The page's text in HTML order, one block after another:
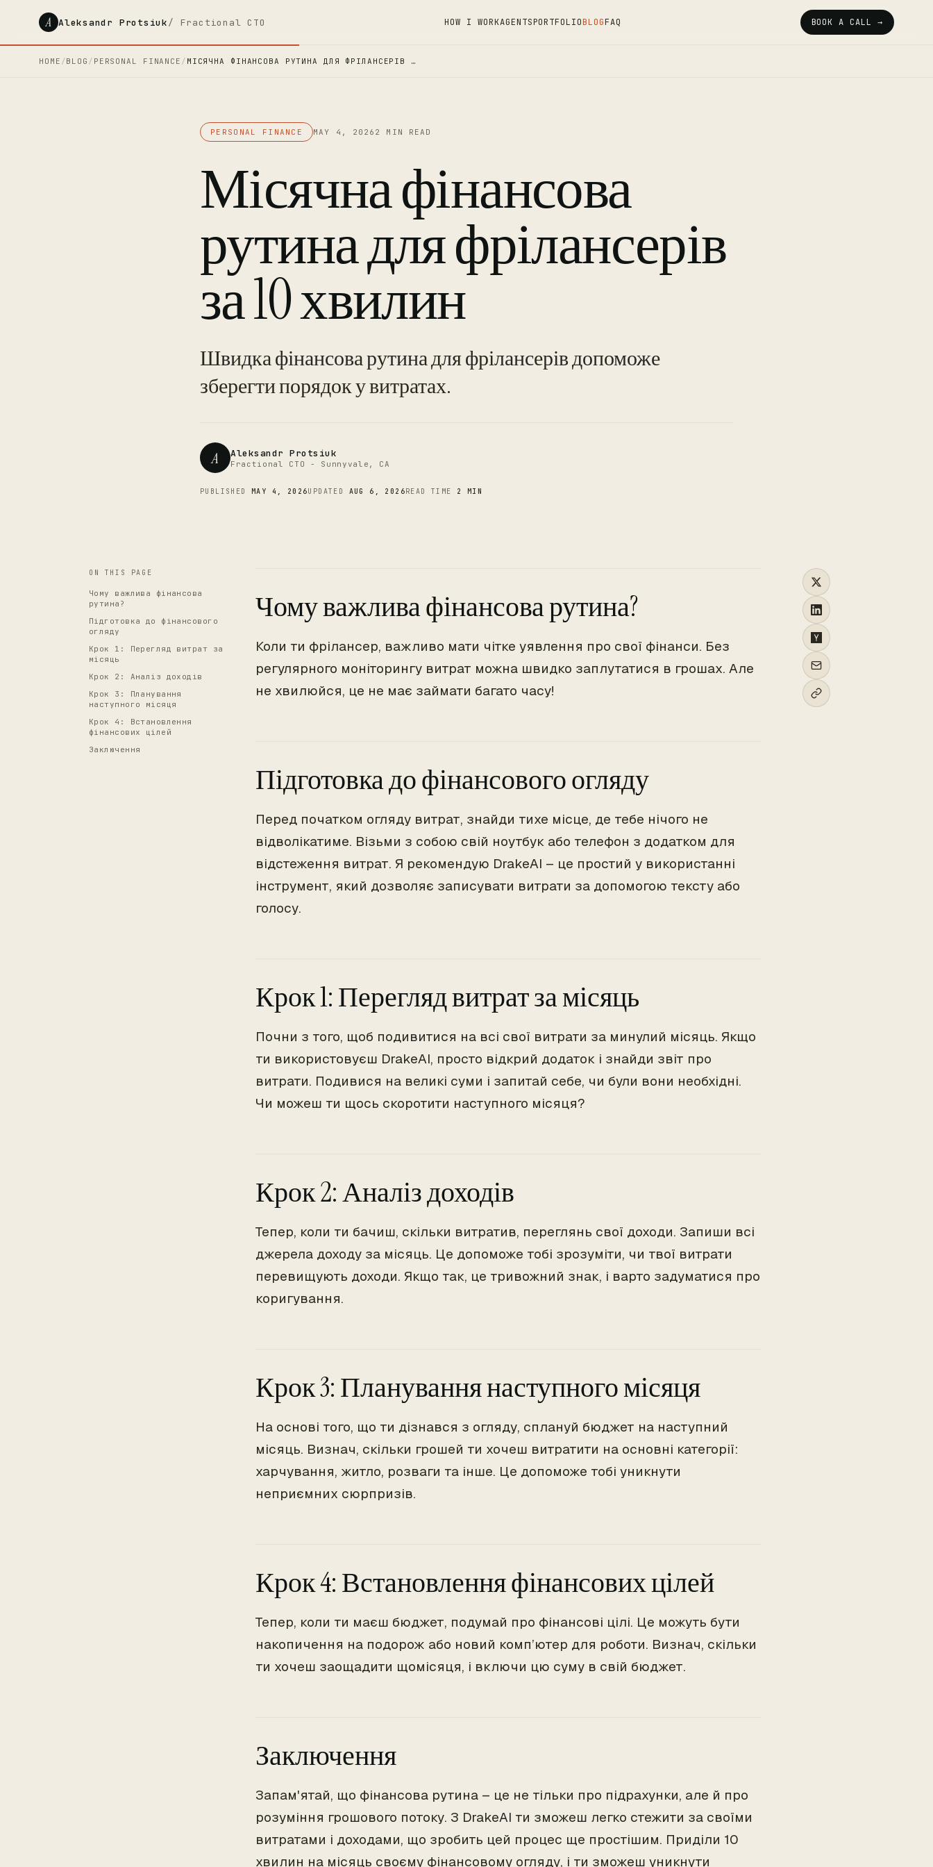
A Aleksandr Protsiuk/ Fractional CTO HOW I WORKAGENTSPORTFOLIOBLOGFAQ BOOK A CALL →
HOME /BLOG / PERSONAL FINANCE / МІСЯЧНА ФІНАНСОВА РУТИНА ДЛЯ ФРІЛАНСЕРІВ …
PERSONAL FINANCE MAY 4, 2026 2 MIN READ
Місячна фінансова
рутина для фрілансерів
за 10 хвилин
Швидка фінансова рутина для фрілансерів допоможе
зберегти порядок у витратах.
A Aleksandr Protsiuk
Fractional CTO - Sunnyvale, CA
PUBLISHED MAY 4, 2026UPDATED AUG 6, 2026READ TIME 2 MIN
CTO
ON THIS PAGE
Чому важлива фінансова
рутина?
Підготовка до фінансового
огляду
Крок 1: Перегляд витрат за
місяць
Крок 2: Аналіз доходів
Крок 3: Планування
наступного місяця
Крок 4: Встановлення
фінансових цілей
Заключення
Чому важлива фінансова рутина?
Коли ти фрілансер, важливо мати чітке уявлення про свої фінанси. Без
регулярного моніторингу витрат можна швидко заплутатися в грошах. Але
не хвилюйся, це не має займати багато часу!
Підготовка до фінансового огляду
Перед початком огляду витрат, знайди тихе місце, де тебе нічого не
відволікатиме. Візьми з собою свій ноутбук або телефон з додатком для
відстеження витрат. Я рекомендую DrakeAI – це простий у використанні
інструмент, який дозволяє записувати витрати за допомогою тексту або
голосу.
Крок 1: Перегляд витрат за місяць
Почни з того, щоб подивитися на всі свої витрати за минулий місяць. Якщо
ти використовуєш DrakeAI, просто відкрий додаток і знайди звіт про
витрати. Подивися на великі суми і запитай себе, чи були вони необхідні.
Чи можеш ти щось скоротити наступного місяця?
Крок 2: Аналіз доходів
Тепер, коли ти бачиш, скільки витратив, переглянь свої доходи. Запиши всі
джерела доходу за місяць. Це допоможе тобі зрозуміти, чи твої витрати
перевищують доходи. Якщо так, це тривожний знак, і варто задуматися про
коригування.
Крок 3: Планування наступного місяця
На основі того, що ти дізнався з огляду, сплануй бюджет на наступний
місяць. Визнач, скільки грошей ти хочеш витратити на основні категорії:
харчування, житло, розваги та інше. Це допоможе тобі уникнути
неприємних сюрпризів.
Крок 4: Встановлення фінансових цілей
Тепер, коли ти маєш бюджет, подумай про фінансові цілі. Це можуть бути
накопичення на подорож або новий комп’ютер для роботи. Визнач, скільки
ти хочеш заощадити щомісяця, і включи цю суму в свій бюджет.
Заключення
Запам'ятай, що фінансова рутина – це не тільки про підрахунки, але й про
розуміння грошового потоку. З DrakeAI ти зможеш легко стежити за своїми
витратами і доходами, що зробить цей процес ще простішим. Приділи 10
хвилин на місяць своєму фінансовому огляду, і ти зможеш уникнути